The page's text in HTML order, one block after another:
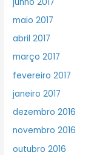
maio 2017
abril 2017
março 2017
fevereiro 2017
janeiro 2017
dezembro 2016
novembro 2016
outubro 2016